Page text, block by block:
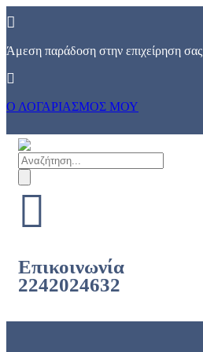
to
Άμεση παράδοση στην επιχείρηση σας
Ο ΛΟΓΑΡΙΑΣΜΟΣ ΜΟΥ
Products
search
Επικοινωνία
2242024632